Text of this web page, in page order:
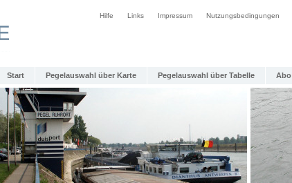
Hilfe Links Impressum Nutzungsbedingungen
Start Pegelauswahl über Karte Pegelauswahl über Tabelle Abo